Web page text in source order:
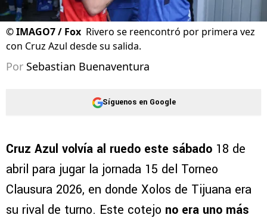
©IMAGO7 / Fox Rivero se reencontró por primera vez
con Cruz Azul desde su salida.
Por Sebastian Buenaventura
Síguenos en Google
Cruz Azul volvía al ruedo este sábado 18 de
abril para jugar la jornada 15 del Torneo
Clausura 2026, en donde Xolos de Tijuana era
su rival de turno. Este cotejo no era uno más